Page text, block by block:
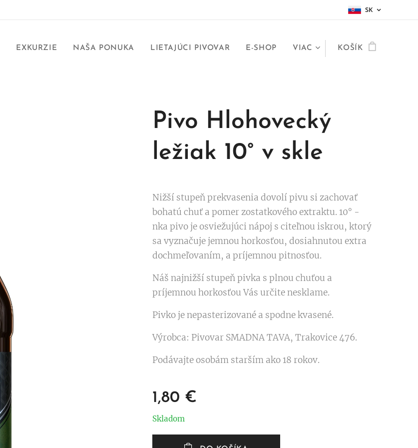
SK
EXKURZIE NAŠA PONUKA LIETAJÚCI PIVOVAR E-SHOP VIAC KOŠÍK
Pivo Hlohovecký
ležiak 10° v skle
Nižší stupeň prekvasenia dovolí pivu si zachovať
bohatú chuť a pomer zostatkového extraktu. 10° -
nka pivo je osviežujúci nápoj s citeľnou iskrou, ktorý
sa vyznačuje jemnou horkosťou, dosiahnutou extra
dochmeľovaním, a príjemnou pitnosťou.
Náš najnižší stupeň pivka s plnou chuťou a
príjemnou horkosťou Vás určite nesklame.
Pivko je nepasterizované a spodne kvasené.
Výrobca: Pivovar SMADNA TAVA, Trakovice 476.
Podávajte osobám starším ako 18 rokov.
1,80 €
Skladom